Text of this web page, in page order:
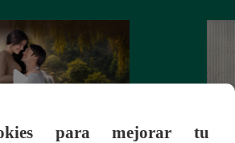
para mejorar tu